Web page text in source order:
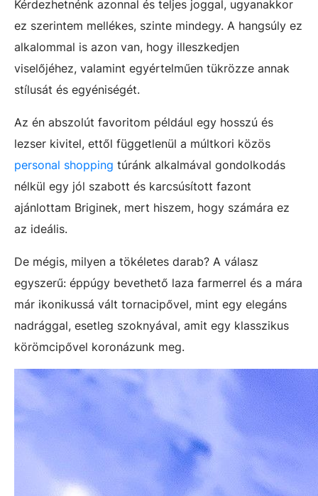
Kérdezhetnénk azonnal és teljes joggal, ugyanakkor
ez szerintem mellékes, szinte mindegy. A hangsúly ez
alkalommal is azon van, hogy illeszkedjen
viselőjéhez, valamint egyértelműen tükrözze annak
stílusát és egyéniségét.
Az én abszolút favoritom például egy hosszú és
lezser kivitel, ettől függetlenül a múltkori közös
personal shopping túránk alkalmával gondolkodás
nélkül egy jól szabott és karcsúsított fazont
ajánlottam Briginek, mert hiszem, hogy számára ez
az ideális.
De mégis, milyen a tökéletes darab? A válasz
egyszerű: éppúgy bevethető laza farmerrel és a mára
már ikonikussá vált tornacipővel, mint egy elegáns
nadrággal, esetleg szoknyával, amit egy klasszikus
körömcipővel koronázunk meg.